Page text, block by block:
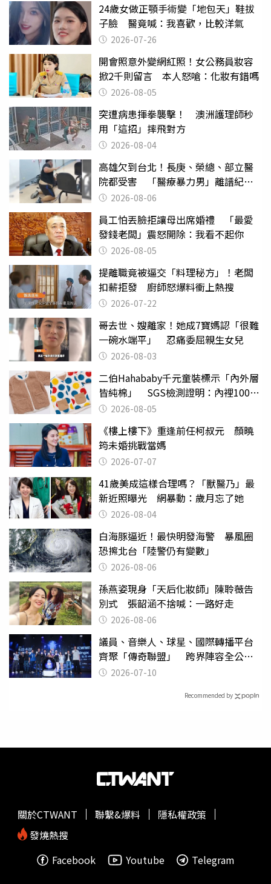
24歲女做正顎手術變「地包天」鞋拔
子臉 醫竟喊：我喜歡，比較洋氣
2026-07-26
開會照意外變網紅照！女公務員妝容
掀2千則留言 本人怒嗆：化妝有錯嗎
2026-08-05
突遭病患揮拳襲擊！ 澳洲護理師秒
用「這招」摔飛對方
2026-08-04
高雄欠到台北！長庚、榮總、部立醫
院都受害 「醫療暴力男」離譜紀錄
曝光2026-08-06
員工怕丟臉拒讓母出席婚禮 「最愛
發錢老闆」震怒開除：我看不起你
2026-08-05
提離職竟被逼交「料理秘方」！老闆
扣薪拒發 廚師怒爆料衝上熱搜
2026-07-22
哥去世、嫂離家！她成7寶媽認「很難
一碗水端平」 忍痛委屈親生女兒
2026-08-03
二伯Hahababy千元童裝標示「內外層
皆純棉」 SGS檢測證明：內裡100%
聚酯纖維
2026-08-05
《樓上樓下》重逢前任柯叔元 顏曉
筠未婚挑戰當媽
2026-07-07
41歲美成這樣合理嗎？「獸醫乃」最
新近照曝光 網暴動：歲月忘了她
2026-08-04
白海豚逼近！最快明發海警 暴風圈
恐擦北台「陸警仍有變數」
2026-08-06
孫燕姿現身「天后化妝師」陳聆薇告
別式 張韶涵不捨喊：一路好走
2026-08-06
議員、音樂人、球星、國際轉播平台
齊聚「傳奇聯盟」 跨界陣容全公
開 劍指亞洲新傳奇聯賽
2026-07-10
Recommended by
關於CTWANT 聯繫&爆料
隱私權政策
發燒熱搜
Facebook
Youtube Telegram